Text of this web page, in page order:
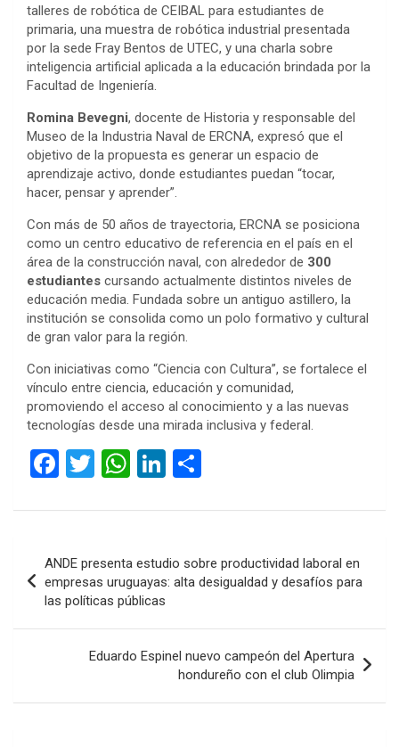
talleres de robótica de CEIBAL para estudiantes de
primaria, una muestra de robótica industrial presentada
por la sede Fray Bentos de UTEC, y una charla sobre
inteligencia artificial aplicada a la educación brindada por la
Facultad de Ingeniería.
Romina Bevegni, docente de Historia y responsable del
Museo de la Industria Naval de ERCNA, expresó que el
objetivo de la propuesta es generar un espacio de
aprendizaje activo, donde estudiantes puedan “tocar,
hacer, pensar y aprender”.
Con más de 50 años de trayectoria, ERCNA se posiciona
como un centro educativo de referencia en el país en el
área de la construcción naval, con alrededor de 300
estudiantes cursando actualmente distintos niveles de
educación media. Fundada sobre un antiguo astillero, la
institución se consolida como un polo formativo y cultural
de gran valor para la región.
Con iniciativas como “Ciencia con Cultura”, se fortalece el
vínculo entre ciencia, educación y comunidad,
promoviendo el acceso al conocimiento y a las nuevas
tecnologías desde una mirada inclusiva y federal.
F
ce
o
o
k
T
tt
W
at
A
p
p
Li
ke
n
m
ar
de
entradas
ANDE presenta estudio sobre productividad laboral en
empresas uruguayas: alta desigualdad y desafíos para
las políticas públicas
Eduardo Espinel nuevo campeón del Apertura
hondureño con el club Olimpia